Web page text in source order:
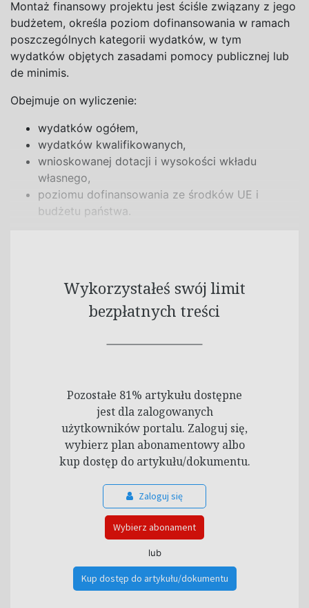
Montaż finansowy projektu jest ściśle związany z jego
budżetem, określa poziom dofinansowania w ramach
poszczególnych kategorii wydatków, w tym
wydatków objętych zasadami pomocy publicznej lub
de minimis.
Obejmuje on wyliczenie:
wydatków ogółem,
wydatków kwalifikowanych,
wnioskowanej dotacji i wysokości wkładu
własnego,
poziomu dofinansowania ze środków UE i
budżetu państwa.
Wykorzystałeś swój limit
bezpłatnych treści
Pozostałe 81% artykułu dostępne
jest dla zalogowanych
użytkowników portalu. Zaloguj się,
wybierz plan abonamentowy albo
kup dostęp do artykułu/dokumentu.
Zaloguj się
Wybierz abonament
lub
Kup dostęp do artykułu/dokumentu